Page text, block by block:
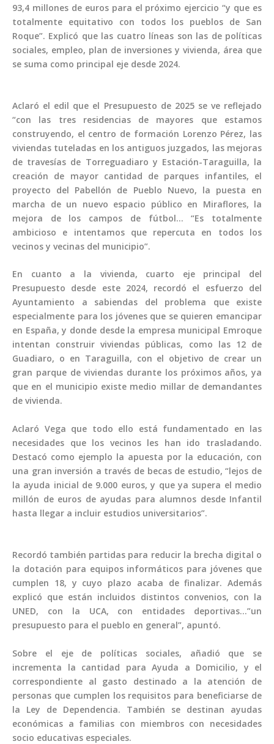
93,4 millones de euros para el próximo ejercicio “y que es
totalmente equitativo con todos los pueblos de San
Roque”. Explicó que las cuatro líneas son las de políticas
sociales, empleo, plan de inversiones y vivienda, área que
se suma como principal eje desde 2024.
Aclaró el edil que el Presupuesto de 2025 se ve reflejado
“con las tres residencias de mayores que estamos
construyendo, el centro de formación Lorenzo Pérez, las
viviendas tuteladas en los antiguos juzgados, las mejoras
de travesías de Torreguadiaro y Estación-Taraguilla, la
creación de mayor cantidad de parques infantiles, el
proyecto del Pabellón de Pueblo Nuevo, la puesta en
marcha de un nuevo espacio público en Miraflores, la
mejora de los campos de fútbol… “Es totalmente
ambicioso e intentamos que repercuta en todos los
vecinos y vecinas del municipio”.
En cuanto a la vivienda, cuarto eje principal del
Presupuesto desde este 2024, recordó el esfuerzo del
Ayuntamiento a sabiendas del problema que existe
especialmente para los jóvenes que se quieren emancipar
en España, y donde desde la empresa municipal Emroque
intentan construir viviendas públicas, como las 12 de
Guadiaro, o en Taraguilla, con el objetivo de crear un
gran parque de viviendas durante los próximos años, ya
que en el municipio existe medio millar de demandantes
de vivienda.
Aclaró Vega que todo ello está fundamentado en las
necesidades que los vecinos les han ido trasladando.
Destacó como ejemplo la apuesta por la educación, con
una gran inversión a través de becas de estudio, “lejos de
la ayuda inicial de 9.000 euros, y que ya supera el medio
millón de euros de ayudas para alumnos desde Infantil
hasta llegar a incluir estudios universitarios”.
Recordó también partidas para reducir la brecha digital o
la dotación para equipos informáticos para jóvenes que
cumplen 18, y cuyo plazo acaba de finalizar. Además
explicó que están incluidos distintos convenios, con la
UNED, con la UCA, con entidades deportivas…”un
presupuesto para el pueblo en general”, apuntó.
Sobre el eje de políticas sociales, añadió que se
incrementa la cantidad para Ayuda a Domicilio, y el
correspondiente al gasto destinado a la atención de
personas que cumplen los requisitos para beneficiarse de
la Ley de Dependencia. También se destinan ayudas
económicas a familias con miembros con necesidades
socio educativas especiales.